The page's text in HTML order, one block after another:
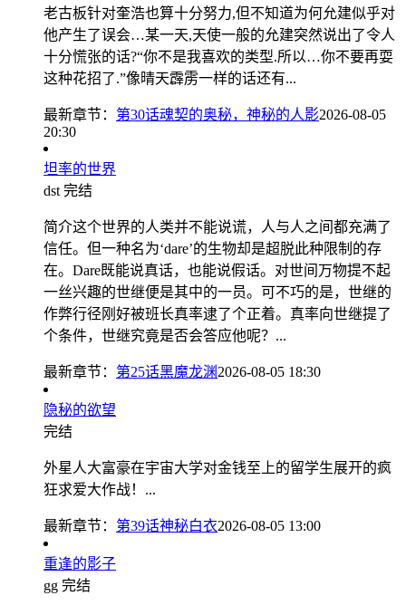
老古板针对奎浩也算十分努力,但不知道为何允建似乎对
他产生了误会…某一天,天使一般的允建突然说出了令人
十分慌张的话?“你不是我喜欢的类型.所以…你不要再耍
这种花招了.”像晴天霹雳一样的话还有...
最新章节： 第30话魂契的奥秘，神秘的人影2026-08-05
20:30
坦率的世界
dst 完结
简介这个世界的人类并不能说谎，人与人之间都充满了
信任。但一种名为‘dare’的生物却是超脱此种限制的存
在。Dare既能说真话，也能说假话。对世间万物提不起
一丝兴趣的世继便是其中的一员。可不巧的是，世继的
作弊行径刚好被班长真率逮了个正着。真率向世继提了
个条件，世继究竟是否会答应他呢？...
最新章节： 第25话黑魔龙渊2026-08-05 18:30
隐秘的欲望
完结
外星人大富豪在宇宙大学对金钱至上的留学生展开的疯
狂求爱大作战！...
最新章节： 第39话神秘白衣2026-08-05 13:00
重逢的影子
gg 完结